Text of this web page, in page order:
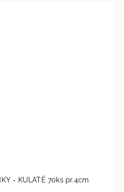
PODLOŽKA NA MAKRONKY - KULATÉ 70ks pr.4cm